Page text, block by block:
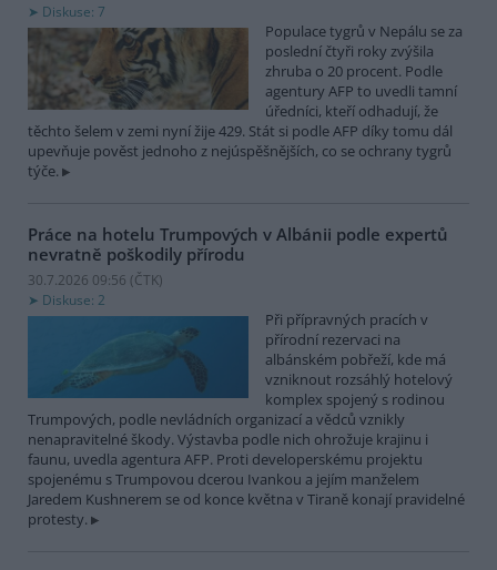
Diskuse: 7
Populace tygrů v Nepálu se za
poslední čtyři roky zvýšila
zhruba o 20 procent. Podle
agentury AFP to uvedli tamní
úředníci, kteří odhadují, že
těchto šelem v zemi nyní žije 429. Stát si podle AFP díky tomu dál
upevňuje pověst jednoho z nejúspěšnějších, co se ochrany tygrů
týče.
Práce na hotelu Trumpových v Albánii podle expertů
nevratně poškodily přírodu
30.7.2026 09:56 (ČTK)
Diskuse: 2
Při přípravných pracích v
přírodní rezervaci na
albánském pobřeží, kde má
vzniknout rozsáhlý hotelový
komplex spojený s rodinou
Trumpových, podle nevládních organizací a vědců vznikly
nenapravitelné škody. Výstavba podle nich ohrožuje krajinu i
faunu, uvedla agentura AFP. Proti developerskému projektu
spojenému s Trumpovou dcerou Ivankou a jejím manželem
Jaredem Kushnerem se od konce května v Tiraně konají pravidelné
protesty.